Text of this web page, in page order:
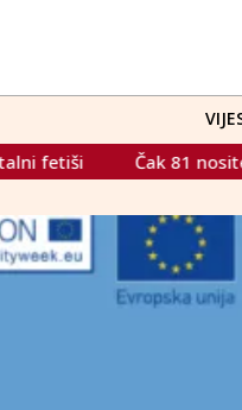
81 nositelj stanarskog